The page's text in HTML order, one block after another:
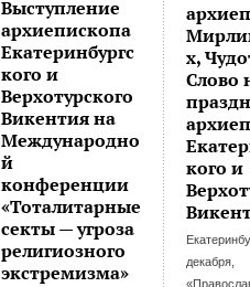
Выступление
архиепископа
Екатеринбургс
кого и
Верхотурского
Викентия на
Международно
й
конференции
«Тоталитарные
секты — угроза
религиозного
экстремизма»
х,
Слово
кого и
декабря,